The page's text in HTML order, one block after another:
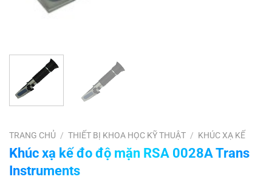
TRANG CHỦ / THIẾT BỊ KHOA HỌC KỸ THUẬT / KHÚC XẠ KẾ
Khúc xạ kế đo độ mặn RSA 0028A Trans
Instruments